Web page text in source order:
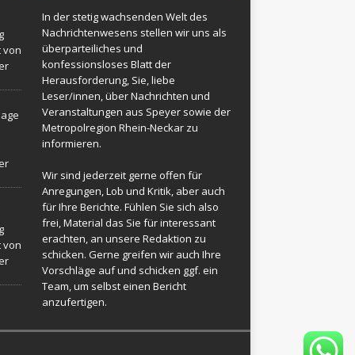
von
von
In der stetig wachsenden Welt des
Nachrichtenwesens stellen wir uns als
überparteiliches und
konfessionsloses Blatt der
Herausforderung, Sie, liebe
Leser/innen, über Nachrichten und
Veranstaltungen aus Speyer sowie der
Metropolregion Rhein-Neckar zu
informieren.
Wir sind jederzeit gerne offen für
Anregungen, Lob und Kritik, aber auch
für Ihre Berichte. Fühlen Sie sich also
frei, Material das Sie für interessant
erachten, an unsere Redaktion zu
schicken. Gerne greifen wir auch Ihre
Vorschläge auf und schicken ggf. ein
Team, um selbst einen Bericht
anzufertigen.